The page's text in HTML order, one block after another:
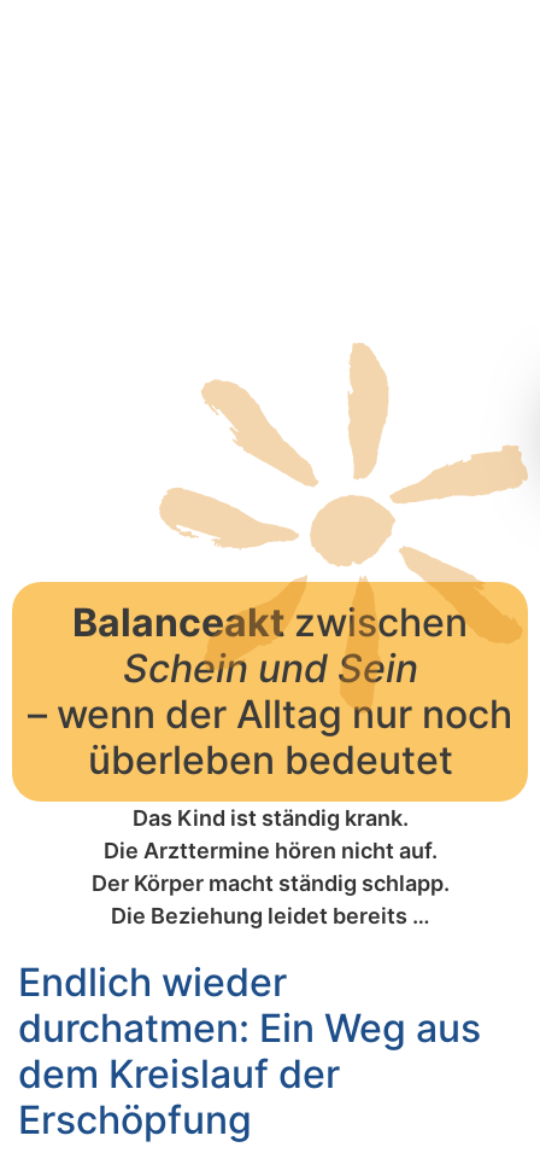
Balanceaktzwischen
Schein und Sein
– wenn der Alltag nur noch
überleben bedeutet
Das Kind ist ständig krank.
Die Arzttermine hören nicht auf.
Der Körper macht ständig schlapp.
Die Beziehung leidet bereits …
Endlich wieder
durchatmen: Ein Weg aus
dem Kreislauf der
Erschöpfung